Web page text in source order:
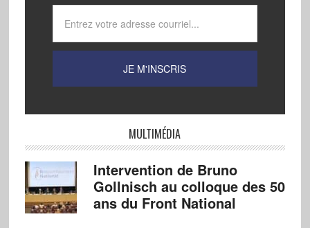
MULTIMÉDIA
Intervention de Bruno
Gollnisch au colloque des 50
ans du Front National